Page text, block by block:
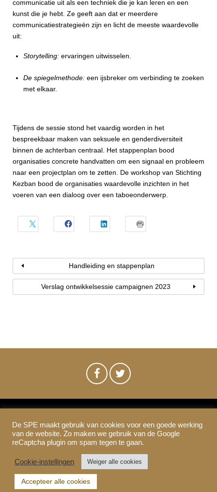
communicatie uit als een techniek die je kan leren en een
kunst die je hebt. Ze geeft aan dat er meerdere
communicatiestrategieën zijn en licht de meeste waardevolle
uit:
Storytelling: ervaringen uitwisselen.
De spiegelmethode: een ijsbreker om verbinding te zoeken
met elkaar.
Tijdens de sessie stond het vaardig worden in het
bespreekbaar maken van seksuele en genderdiversiteit
binnen de achterban centraal. Het stappenplan bood
organisaties concrete handvatten om een signaal en probleem
naar een projectplan om te zetten. De workshop van Stichting
Kezban bood de organisaties waardevolle inzichten in het
voeren van een dialoog over een taboeonderwerp.
Handleiding en stappenplan
Verslag ontwikkelsessie campaignen 2023
SPE-Amsterdam © 2021
Colofon & Disclaimer
Privacy Cookies
De SPE maakt gebruik van cookies voor een goede werking
van de website. Zo maken we gebruik van de Google
reCaptcha plugin om spam tegen te gaan.
Cookie-instellingen Weiger alle cookies
Accepteer alle cookies